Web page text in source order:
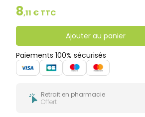
8,11 € TTC
Ajouter au panier
Paiements 100% sécurisés
Retrait en pharmacie
Offert